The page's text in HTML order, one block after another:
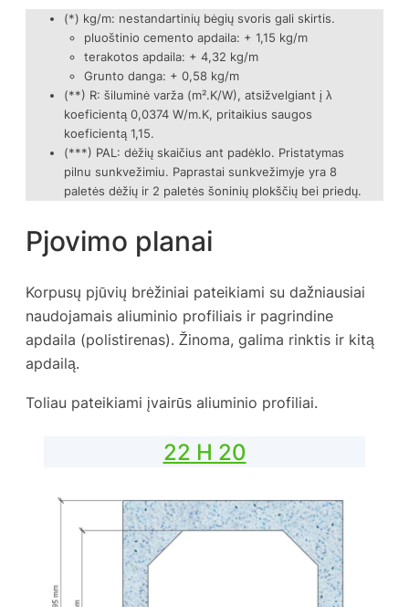
(*) kg/m: nestandartinių bėgių svoris gali skirtis.
pluoštinio cemento apdaila: + 1,15 kg/m
terakotos apdaila: + 4,32 kg/m
Grunto danga: + 0,58 kg/m
(**) R: šiluminė varža (m².K/W), atsižvelgiant į λ
koeficientą 0,0374 W/m.K, pritaikius saugos
koeficientą 1,15.
(***) PAL: dėžių skaičius ant padėklo. Pristatymas
pilnu sunkvežimiu. Paprastai sunkvežimyje yra 8
paletės dėžių ir 2 paletės šoninių plokščių bei priedų.
Pjovimo planai
Korpusų pjūvių brėžiniai pateikiami su dažniausiai
naudojamais aliuminio profiliais ir pagrindine
apdaila (polistirenas). Žinoma, galima rinktis ir kitą
apdailą.
Toliau pateikiami įvairūs aliuminio profiliai.
22 H 20